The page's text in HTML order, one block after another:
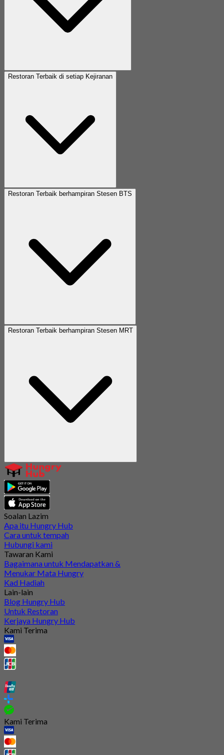
Restoran Terbaik di setiap Kejiranan
Restoran Terbaik berhampiran Stesen BTS
Restoran Terbaik berhampiran Stesen MRT
Soalan Lazim
Apa itu Hungry Hub
Cara untuk tempah
Hubungi kami
Tawaran Kami
Bagaimana untuk Mendapatkan &
Menukar Mata Hungry
Kad Hadiah
Lain-lain
Blog Hungry Hub
Untuk Restoran
Kerjaya Hungry Hub
Kami Terima
Kami Terima